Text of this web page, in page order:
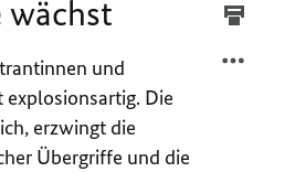
wächst
und
Die
erzwingt die
Übergriffe und die